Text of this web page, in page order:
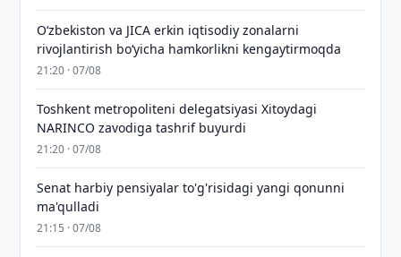
Oʻzbekiston va JICA erkin iqtisodiy zonalarni
rivojlantirish boʻyicha hamkorlikni kengaytirmoqda
21:20 · 07/08
Toshkent metropoliteni delegatsiyasi Xitoydagi
NARINCO zavodiga tashrif buyurdi
21:20 · 07/08
Senat harbiy pensiyalar to'g'risidagi yangi qonunni
ma'qulladi
21:15 · 07/08